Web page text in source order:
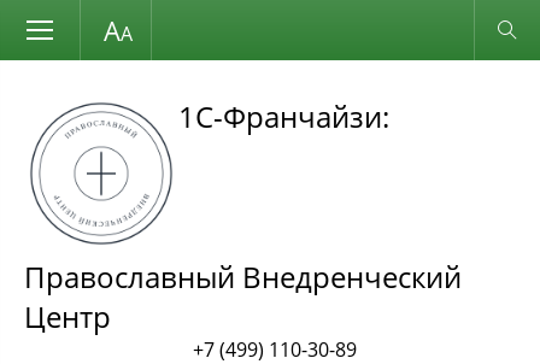
Размер шрифта Обычная версия
1С-Франчайзи:
Православный Внедренческий
Центр
+7 (499) 110-30-89